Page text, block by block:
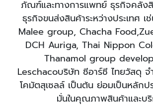
ภัณฑ์และทางการแพทย์ ธุรกิจคลัง
ธุรกิจขนส่งสินค้าระหว่างประเทศ เ
Malee group, Chacha
DCH Auriga, Thai Nippon
Thanamol group
Leschacoบริษัท ซีอาร์ซี ไทยวัสดุ
โคมัตสุเซลล์ เป็นต้น ย่อมเป็นหลักป
มั่นในคุณภาพสินค้าและบ